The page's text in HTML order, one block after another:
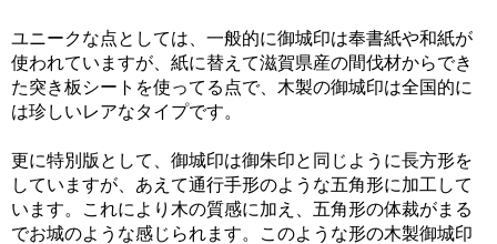
ユニークな点としては、一般的に御城印は奉書紙や和紙が
使われていますが、紙に替えて滋賀県産の間伐材からでき
た突き板シートを使ってる点で、木製の御城印は全国的に
は珍しいレアなタイプです。
更に特別版として、御城印は御朱印と同じように長方形を
していますが、あえて通行手形のような五角形に加工して
います。これにより木の質感に加え、五角形の体裁がまる
でお城のような感じられます。このような形の木製御城印